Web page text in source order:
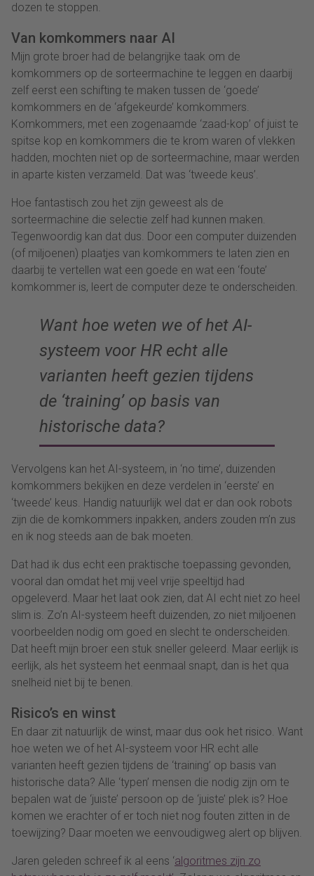
dozen te stoppen.
Van komkommers naar AI
Mijn grote broer had de belangrijke taak om de
komkommers op de sorteermachine te leggen en daarbij
zelf eerst een schifting te maken tussen de ‘goede’
komkommers en de ‘afgekeurde’ komkommers.
Komkommers, met een zogenaamde ‘zaad-kop’ of juist te
spitse kop en komkommers die te krom waren of vlekken
hadden, mochten niet op de sorteermachine, maar werden
in aparte kisten verzameld. Dat was ‘tweede keus’.
Hoe fantastisch zou het zijn geweest als de
sorteermachine die selectie zelf had kunnen maken.
Tegenwoordig kan dat dus. Door een computer duizenden
(of miljoenen) plaatjes van komkommers te laten zien en
daarbij te vertellen wat een goede en wat een ‘foute’
komkommer is, leert de computer deze te onderscheiden.
Want hoe weten we of het AI-
systeem voor HR echt alle
varianten heeft gezien tijdens
de ‘training’ op basis van
historische data?
Vervolgens kan het AI-systeem, in ‘no time’, duizenden
komkommers bekijken en deze verdelen in ‘eerste’ en
‘tweede’ keus. Handig natuurlijk wel dat er dan ook robots
zijn die de komkommers inpakken, anders zouden m’n zus
en ik nog steeds aan de bak moeten.
Dat had ik dus echt een praktische toepassing gevonden,
vooral dan omdat het mij veel vrije speeltijd had
opgeleverd. Maar het laat ook zien, dat AI echt niet zo heel
slim is. Zo’n AI-systeem heeft duizenden, zo niet miljoenen
voorbeelden nodig om goed en slecht te onderscheiden.
Dat heeft mijn broer een stuk sneller geleerd. Maar eerlijk is
eerlijk, als het systeem het eenmaal snapt, dan is het qua
snelheid niet bij te benen.
Risico’s en winst
En daar zit natuurlijk de winst, maar dus ook het risico. Want
hoe weten we of het AI-systeem voor HR echt alle
varianten heeft gezien tijdens de ‘training’ op basis van
historische data? Alle ‘typen’ mensen die nodig zijn om te
bepalen wat de ‘juiste’ persoon op de ‘juiste’ plek is? Hoe
komen we erachter of er toch niet nog fouten zitten in de
toewijzing? Daar moeten we eenvoudigweg alert op blijven.
Jaren geleden schreef ik al eens ‘algoritmes zijn zo